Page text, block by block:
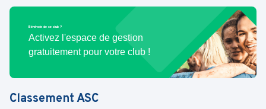
Bénévole de ce club ?
Activez l'espace de gestion
gratuitement pour votre club !
ClassementASC